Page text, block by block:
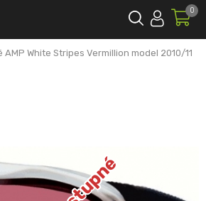
0
White Stripes Vermillion model 2010/11